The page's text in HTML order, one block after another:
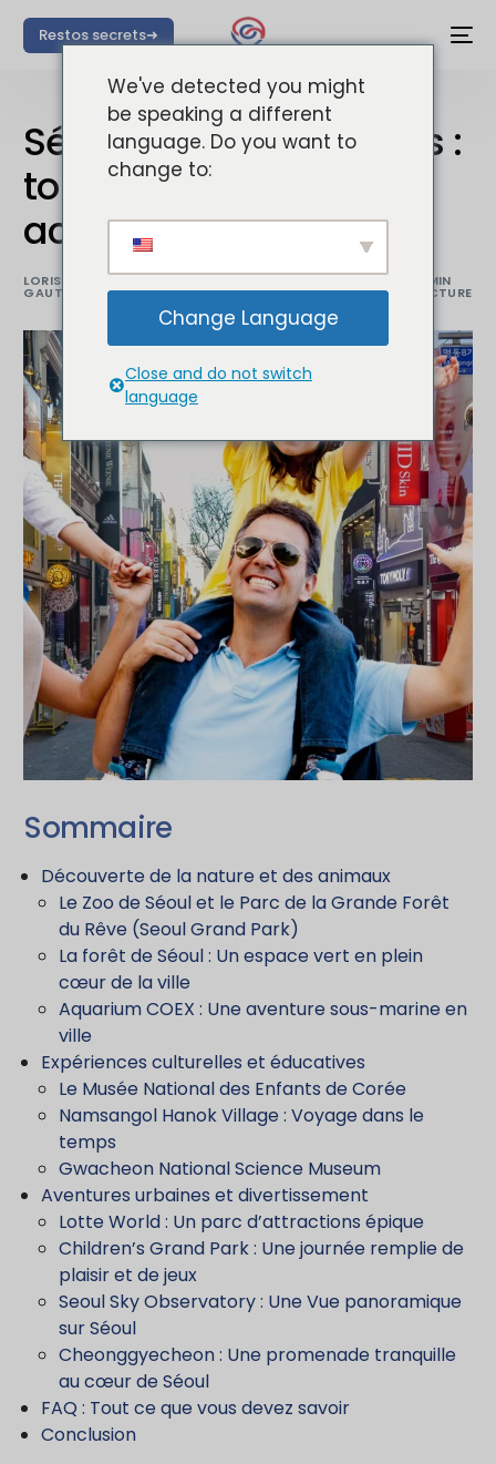
Restos secrets➜
Séoul avec des enfants :
top 10 des meilleurs
activités !
LORIS
GAUTIER
PUBLIÉ LE :24
AVRIL 2024
MISE À JOUR LE
:24 MARS 2025
BLOG,
SEOUL
7 MIN
LECTURE
Sommaire
Découverte de la nature et des animaux
Le Zoo de Séoul et le Parc de la Grande Forêt
du Rêve (Seoul Grand Park)
La forêt de Séoul : Un espace vert en plein
cœur de la ville
Aquarium COEX : Une aventure sous-marine en
ville
Expériences culturelles et éducatives
Le Musée National des Enfants de Corée
Namsangol Hanok Village : Voyage dans le
temps
Gwacheon National Science Museum
Aventures urbaines et divertissement
Lotte World : Un parc d’attractions épique
Children’s Grand Park : Une journée remplie de
plaisir et de jeux
Seoul Sky Observatory : Une Vue panoramique
sur Séoul
Cheonggyecheon : Une promenade tranquille
au cœur de Séoul
FAQ : Tout ce que vous devez savoir
Conclusion
We've detected you might
be speaking a different
language. Do you want to
change to:
Change Language
Close and do not switch
language